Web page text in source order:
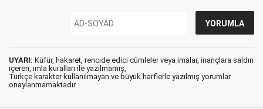
UYARI: Küfür, hakaret, rencide edici cümleler veya imalar, inançlara saldırı
içeren, imla kuralları ile yazılmamış,
Türkçe karakter kullanılmayan ve büyük harflerle yazılmış yorumlar
onaylanmamaktadır.